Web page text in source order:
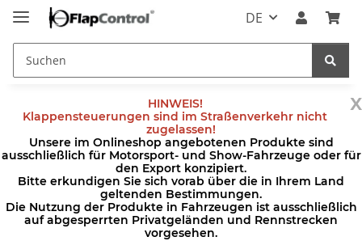
DE
x
HINWEIS!
Klappensteuerungen sind im Straßenverkehr nicht
zugelassen!
Unsere im Onlineshop angebotenen Produkte sind
ausschließlich für Motorsport- und Show-Fahrzeuge oder für
den Export konzipiert.
Bitte erkundigen Sie sich vorab über die in Ihrem Land
geltenden Bestimmungen.
Die Nutzung der Produkte in Fahrzeugen ist ausschließlich
auf abgesperrten Privatgeländen und Rennstrecken
vorgesehen.